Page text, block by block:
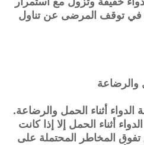
في توقف المرضى عن تناول
والرضاعة
الدواء أثناء الحمل والرضاعة.
أثناء الحمل إلا إذا كانت
تفوق المخاطر المحتملة على